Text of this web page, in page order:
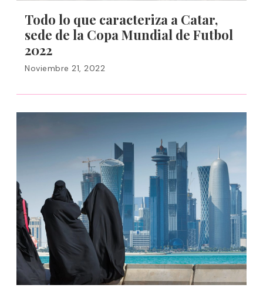
Todo lo que caracteriza a Catar,
sede de la Copa Mundial de Futbol
2022
Noviembre 21, 2022